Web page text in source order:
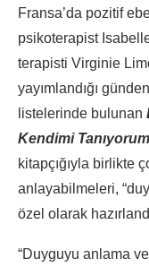
Fransa’da pozitif
psikoterapist
terapisti Virginie
yayımlandığı
listelerinde bulunan
Kendimi
kitapçığıyla birlikte
anlayabilmeleri,
özel olarak
“Duyguyu anlama